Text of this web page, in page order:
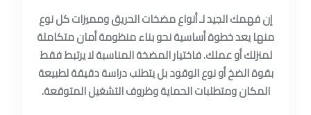
إن فهمك الجيد لـ أنواع مضخات الحريق ومميزات كل نوع
منها يعد خطوة أساسية نحو بناء منظومة أمان متكاملة
لمنزلك أو عملك. فاختيار المضخة المناسبة لا يرتبط فقط
بقوة الضخ أو نوع الوقود بل يتطلب دراسة دقيقة لطبيعة
المكان ومتطلبات الحماية وظروف التشغيل المتوقعة.